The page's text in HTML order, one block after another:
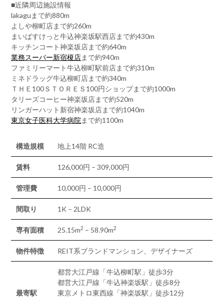
■近隣周辺施設情報
lakaguまで約880m
よしや柳町店まで約260m
まいばすけっと牛込神楽坂駅西店まで約430m
キッチンコート神楽坂店まで約640m
業務スーパー新宿榎店まで約940m
ファミリーマート牛込柳町駅前店まで約310m
ミネドラッグ牛込柳町店まで約340m
ＴＨＥ100ＳＴＯＲＥＳ100円ショップまで約1000m
タリーズコーヒー神楽坂店まで約520m
リンガーハット新宿神楽坂店まで約1040m
東京女子医科大学病院 まで約1100m
構造規模 地上14階 RC造
賃料 126,000円 – 309,000円
管理費 10,000円 – 10,000円
間取り 1K – 2LDK
専有面積 25.15m2 – 58.90m2
物件特徴 REIT系ブランドマンション、デザイナーズ
最寄駅
都営大江戸線「牛込柳町駅」徒歩3分
都営大江戸線「牛込神楽坂駅」徒歩8分
東京メトロ東西線「神楽坂駅」徒歩12分